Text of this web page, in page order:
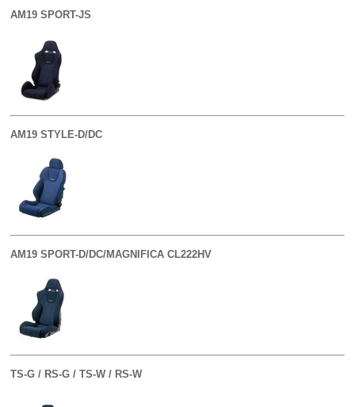
AM19 SPORT-JS
AM19 STYLE-D/DC
AM19 SPORT-D/DC/MAGNIFICA CL222HV
TS-G / RS-G / TS-W / RS-W